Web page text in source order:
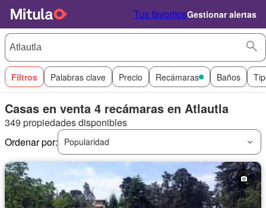
Tus favoritosGestionar alertas
Filtros Palabras clave Precio Recámaras Baños
Casas en venta 4 recámaras en Atlautla
349 propiedades disponibles
Ordenar por:
Popularidad